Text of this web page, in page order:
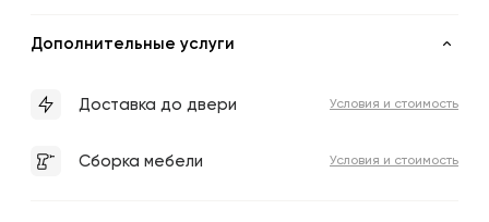
Дополнительные услуги
Доставка до двери Условия и стоимость
Сборка мебели Условия и стоимость